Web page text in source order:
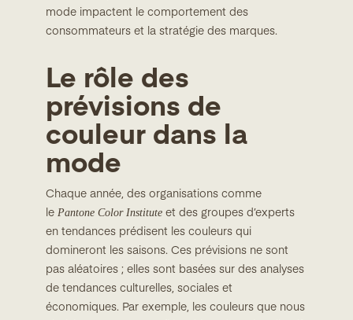
mode impactent le comportement des
consommateurs et la stratégie des marques.
Le rôle des
prévisions de
couleur dans la
mode
Chaque année, des organisations comme
le Pantone Color Institute et des groupes d’experts
en tendances prédisent les couleurs qui
domineront les saisons. Ces prévisions ne sont
pas aléatoires ; elles sont basées sur des analyses
de tendances culturelles, sociales et
économiques. Par exemple, les couleurs que nous